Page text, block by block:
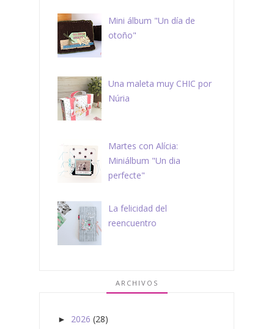
Mini álbum "Un día de
otoño"
Una maleta muy CHIC por
Núria
Martes con Alícia:
Miniálbum "Un dia
perfecte"
La felicidad del
reencuentro
ARCHIVOS
► 2026 (28)